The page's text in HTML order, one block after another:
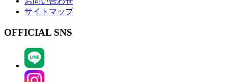
サイトマップ
OFFICIAL SNS